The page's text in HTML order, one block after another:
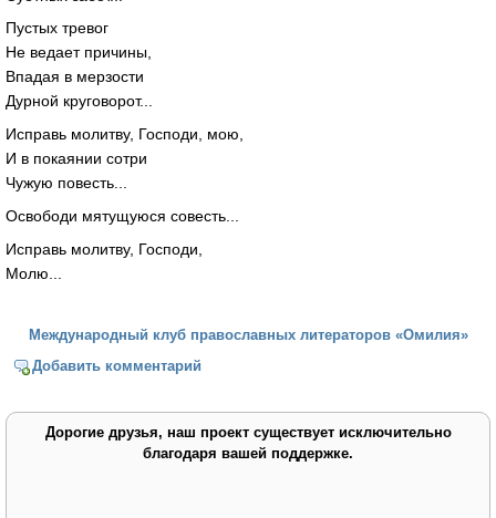
Пустых тревог
Не ведает причины,
Впадая в мерзости
Дурной круговорот...
Исправь молитву, Господи, мою,
И в покаянии сотри
Чужую повесть...
Освободи мятущуюся совесть...
Исправь молитву, Господи,
Молю...
Международный клуб православных литераторов «Омилия»
Добавить комментарий
Дорогие друзья, наш проект существует исключительно
благодаря вашей поддержке.